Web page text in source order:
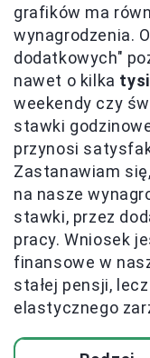
grafików ma
wynagrodzenia.
dodatkowych"
nawet o kilka
weekendy czy
stawki
przynosi
Zastanawiam
na nasze
stawki, przez
pracy. Wniosek
finansowe w
stałej pensji,
elastycznego